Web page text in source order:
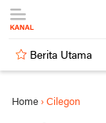
Berita Utama
Home › Cilegon